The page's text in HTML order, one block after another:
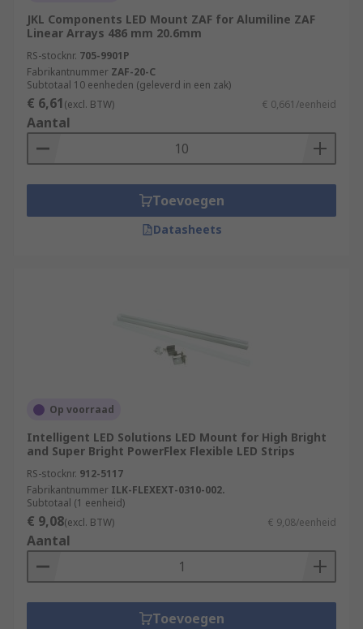
JKL Components LED Mount ZAF for Alumiline ZAF
Linear Arrays 486 mm 20.6mm
RS-stocknr. 705-9901P
Fabrikantnummer ZAF-20-C
Subtotaal 10 eenheden (geleverd in een zak)
€ 6,61(excl. BTW) € 0,661/eenheid
Aantal
Toevoegen
Datasheets
Op voorraad
Intelligent LED Solutions LED Mount for High Bright
and Super Bright PowerFlex Flexible LED Strips
RS-stocknr. 912-5117
Fabrikantnummer ILK-FLEXEXT-0310-002.
Subtotaal (1 eenheid)
€ 9,08(excl. BTW) € 9,08/eenheid
Aantal
Toevoegen